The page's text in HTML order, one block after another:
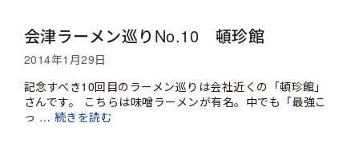
会津ラーメン巡りNo.10 頓珍館
2014年1月29日
記念すべき10回目のラーメン巡りは会社近くの「頓珍館」
さんです。 こちらは味噌ラーメンが有名。中でも「最強こ
っ … 続きを読む